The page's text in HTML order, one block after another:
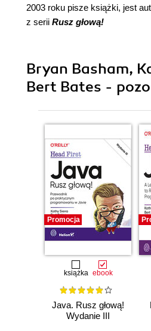
2003 roku pisze książki, jest
z serii Rusz głową!
Bryan Basham,
Bert Bates -
Promocja
książka ebook
Java. Rusz głową!
Wydanie III